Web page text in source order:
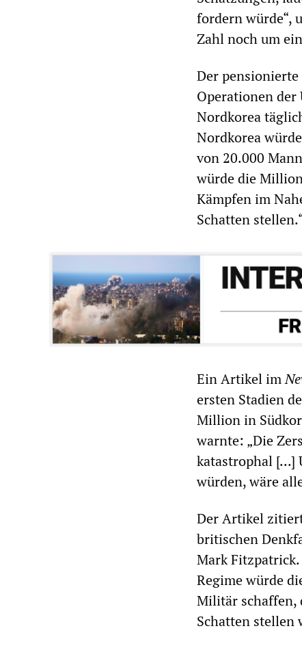
fordern würde“,
Zahl noch um
Der
Operationen der
Nordkorea
Nordkorea
von 20.000
würde die
Kämpfen im
Schatten
Ein Artikel im
ersten Stadien
Million in
warnte: „Die
katastrophal [...]
würden, wäre
Der Artikel
britischen
Mark
Regime würde
Militär schaffen,
Schatten stellen